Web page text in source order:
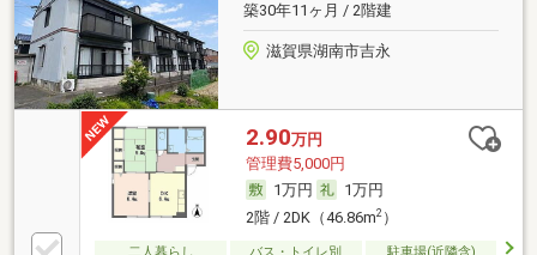
築30年11ヶ月 / 2階建
滋賀県湖南市吉永
2.90万円
管理費5,000円
1万円
1万円
2階 / 2DK（46.86m2）
二人暮らし バス・トイレ別
駐車場(近隣含)